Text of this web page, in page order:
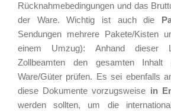
Rücknahmebedingungen und das
der Ware. Wichtig ist auch die
Sendungen mehrere Pakete/Kisten
einem Umzug): Anhand dieser
Zollbeamten den gesamten Inhalt
Ware/Güter prüfen. Es sei ebenfalls
diese Dokumente vorzugsweise in
werden sollten, um die